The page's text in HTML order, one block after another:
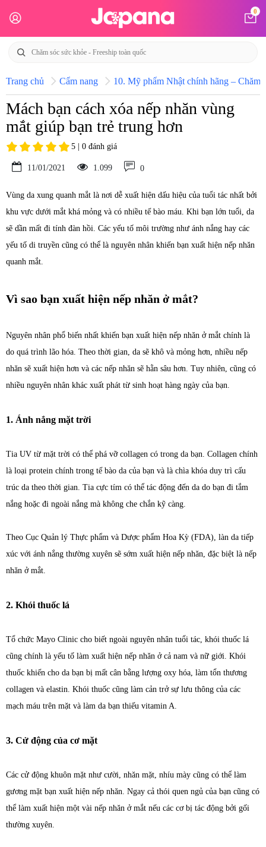
0
Trang chủ Cẩm nang 10. Mỹ phẩm Nhật chính hãng – Chăm
Mách bạn cách xóa nếp nhăn vùng
mắt giúp bạn trẻ trung hơn
5 | 0 đánh giá
11/01/2021 1.099 0
Vùng da xung quanh mắt là nơi dễ xuất hiện dấu hiệu của tuổi tác nhất bởi
khu vực dưới mắt khá mỏng và có nhiều tế bào máu. Khi bạn lớn tuổi, da
sẽ dần mất đi tính đàn hồi. Các yếu tố môi trường như ánh nắng hay các
yếu tố di truyền cũng có thể là nguyên nhân khiến bạn xuất hiện nếp nhăn
quanh mắt.
Vì sao bạn xuất hiện nếp nhăn ở mắt?
Nguyên nhân phổ biến nhất khiến bạn xuất hiện nếp nhăn ở mắt chính là
do quá trình lão hóa. Theo thời gian, da sẽ khô và mỏng hơn, nhiều nếp
nhăn sẽ xuất hiện hơn và các nếp nhăn sẽ hằn sâu hơn. Tuy nhiên, cũng có
nhiều nguyên nhân khác xuất phát từ sinh hoạt hàng ngày của bạn.
1. Ánh nắng mặt trời
Tia UV từ mặt trời có thể phá vỡ collagen có trong da bạn. Collagen chính
là loại protein chính trong tế bào da của bạn và là chìa khóa duy trì cấu
trúc da theo thời gian. Tia cực tím có thể tác động đến da do bạn đi tắm
nắng hoặc đi ngoài nắng mà không che chắn kỹ càng.
Theo Cục Quản lý Thực phẩm và Dược phẩm Hoa Kỳ (FDA), làn da tiếp
xúc với ánh nắng thường xuyên sẽ sớm xuất hiện nếp nhăn, đặc biệt là nếp
nhăn ở mắt.
2. Khói thuốc lá
Tổ chức Mayo Clinic cho biết ngoài nguyên nhân tuổi tác, khói thuốc lá
cũng chính là yếu tố làm xuất hiện nếp nhăn ở cả nam và nữ giới. Khói
thuốc khiến cho da bạn bị mất cân bằng lượng oxy hóa, làm tổn thương
collagen và elastin. Khói thuốc cũng làm cản trở sự lưu thông của các
mạch máu trên mặt và làm da bạn thiếu vitamin A.
3. Cử động của cơ mặt
Các cử động khuôn mặt như cười, nhăn mặt, nhíu mày cũng có thể làm
gương mặt bạn xuất hiện nếp nhăn. Ngay cả thói quen ngủ của bạn cũng có
thể làm xuất hiện một vài nếp nhăn ở mắt nếu các cơ bị tác động bởi gối
thường xuyên.